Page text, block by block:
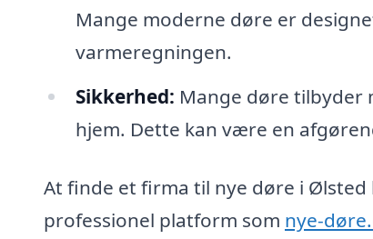
Mange moderne døre er
varmeregningen.
Sikkerhed: Mange døre tilbyder
hjem. Dette kan være en
At finde et firma til nye døre i
professionel platform som nye-